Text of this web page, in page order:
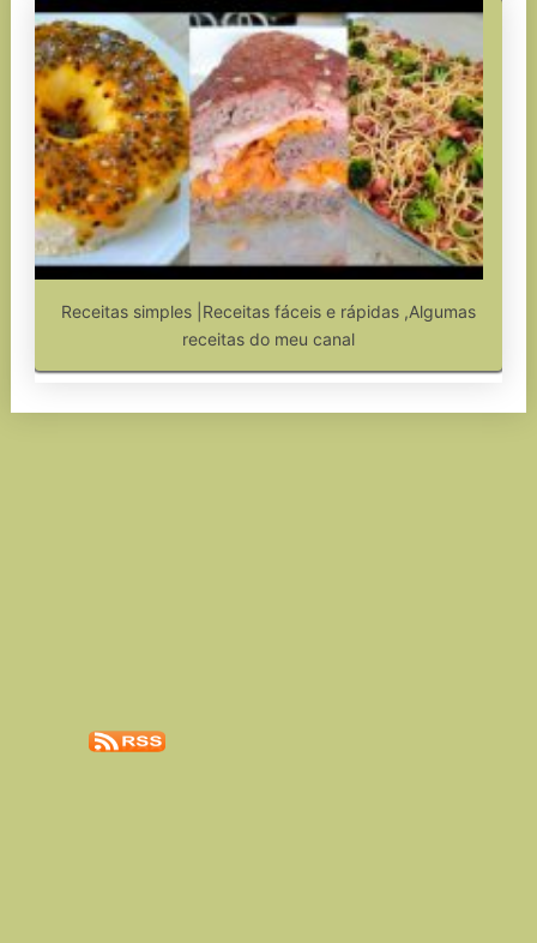
Receitas simples |Receitas fáceis e rápidas ,Algumas
receitas do meu canal